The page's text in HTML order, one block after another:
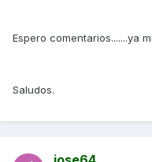
Espero comentarios.......ya
Saludos.